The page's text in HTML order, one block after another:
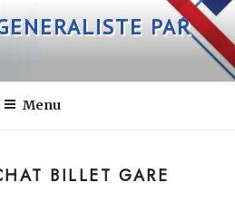
PAR
Menu
BILLET GARE